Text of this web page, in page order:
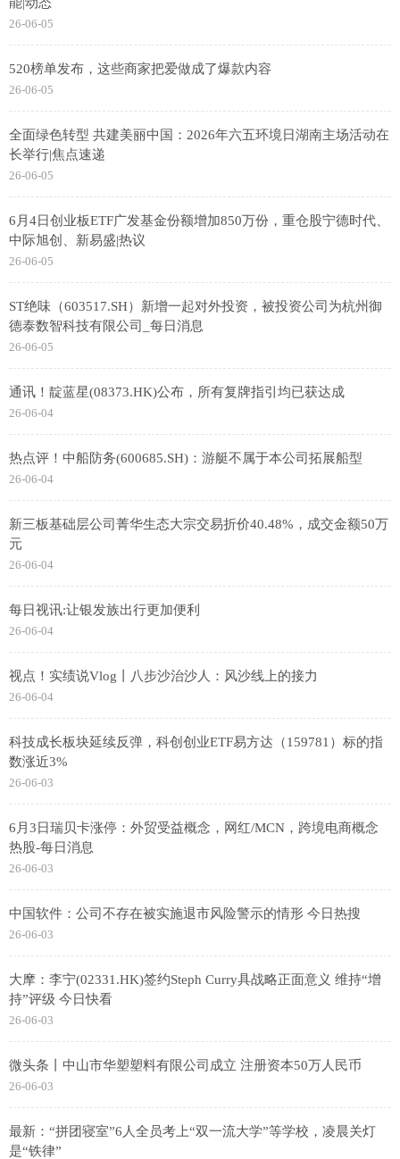
26-06-05
520榜单发布，这些商家把爱做成了爆款内容
26-06-05
全面绿色转型 共建美丽中国：2026年六五环境日湖南主场活动在
长举行|焦点速递
26-06-05
6月4日创业板ETF广发基金份额增加850万份，重仓股宁德时代、
中际旭创、新易盛|热议
26-06-05
ST绝味（603517.SH）新增一起对外投资，被投资公司为杭州御
德泰数智科技有限公司_每日消息
26-06-05
通讯！靛蓝星(08373.HK)公布，所有复牌指引均已获达成
26-06-04
热点评！中船防务(600685.SH)：游艇不属于本公司拓展船型
26-06-04
新三板基础层公司菁华生态大宗交易折价40.48%，成交金额50万
元
26-06-04
每日视讯:让银发族出行更加便利
26-06-04
视点！实绩说Vlog丨八步沙治沙人：风沙线上的接力
26-06-04
科技成长板块延续反弹，科创创业ETF易方达（159781）标的指
数涨近3%
26-06-03
6月3日瑞贝卡涨停：外贸受益概念，网红/MCN，跨境电商概念
热股-每日消息
26-06-03
中国软件：公司不存在被实施退市风险警示的情形 今日热搜
26-06-03
大摩：李宁(02331.HK)签约Steph Curry具战略正面意义 维持“增
持”评级 今日快看
26-06-03
微头条丨中山市华塑塑料有限公司成立 注册资本50万人民币
26-06-03
最新：“拼团寝室”6人全员考上“双一流大学”等学校，凌晨关灯
是“铁律”